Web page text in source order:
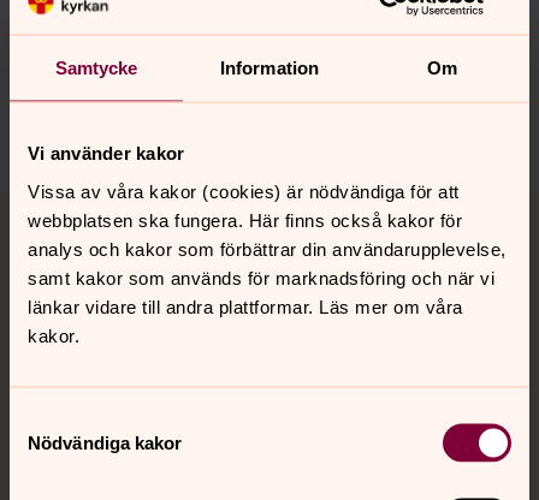
Samtycke Information Om
Vi använder kakor
Vissa av våra kakor (cookies) är nödvändiga för att
webbplatsen ska fungera. Här finns också kakor för
analys och kakor som förbättrar din användarupplevelse,
samt kakor som används för marknadsföring och när vi
länkar vidare till andra plattformar. Läs mer om våra
kakor.
Nödvändiga kakor
Synpunkter eller frågor på sidans
innehåll?
harnosand.pastorat@svenskakyrkan.se
Tillbaka till toppen
Tillbaka till innehållet
Kontakt